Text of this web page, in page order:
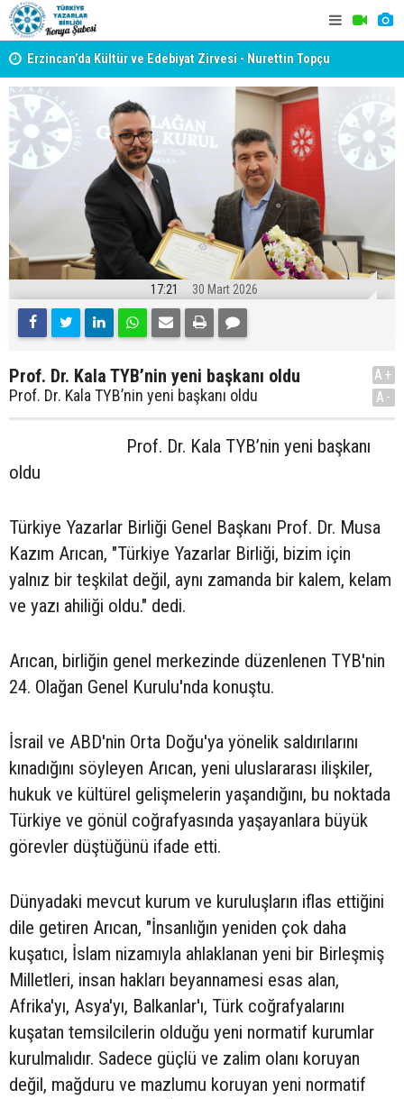
Erzincan’da Kültür ve Edebiyat Zirvesi - Nurettin Topçu
Sokağı Açılışı
17:21 30 Mart 2026
Prof. Dr. Kala TYB’nin yeni başkanı oldu
Prof. Dr. Kala TYB’nin yeni başkanı oldu
A+
A-
Prof. Dr. Kala TYB’nin yeni başkanı
oldu
Türkiye Yazarlar Birliği Genel Başkanı Prof. Dr. Musa
Kazım Arıcan, "Türkiye Yazarlar Birliği, bizim için
yalnız bir teşkilat değil, aynı zamanda bir kalem, kelam
ve yazı ahiliği oldu." dedi.
Arıcan, birliğin genel merkezinde düzenlenen TYB'nin
24. Olağan Genel Kurulu'nda konuştu.
İsrail ve ABD'nin Orta Doğu'ya yönelik saldırılarını
kınadığını söyleyen Arıcan, yeni uluslararası ilişkiler,
hukuk ve kültürel gelişmelerin yaşandığını, bu noktada
Türkiye ve gönül coğrafyasında yaşayanlara büyük
görevler düştüğünü ifade etti.
Dünyadaki mevcut kurum ve kuruluşların iflas ettiğini
dile getiren Arıcan, "İnsanlığın yeniden çok daha
kuşatıcı, İslam nizamıyla ahlaklanan yeni bir Birleşmiş
Milletleri, insan hakları beyannamesi esas alan,
Afrika'yı, Asya'yı, Balkanlar'ı, Türk coğrafyalarını
kuşatan temsilcilerin olduğu yeni normatif kurumlar
kurulmalıdır. Sadece güçlü ve zalim olanı koruyan
değil, mağduru ve mazlumu koruyan yeni normatif